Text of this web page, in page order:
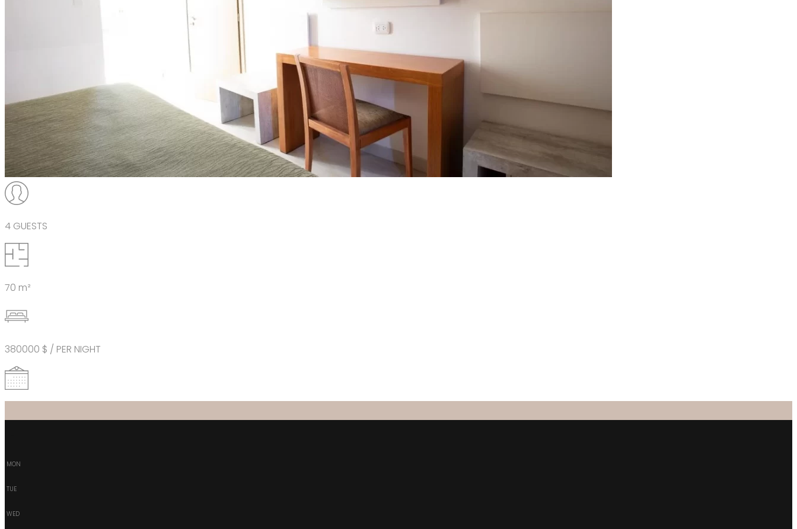
4 GUESTS
70 m²
380000 $ / PER NIGHT
MON
TUE
WED